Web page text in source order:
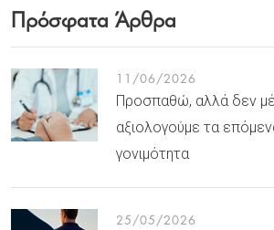
Πρόσφατα Άρθρα
11/06/2026
Προσπαθώ, αλλά δεν
αξιολογούμε τα
γονιμότητα
25/05/2026